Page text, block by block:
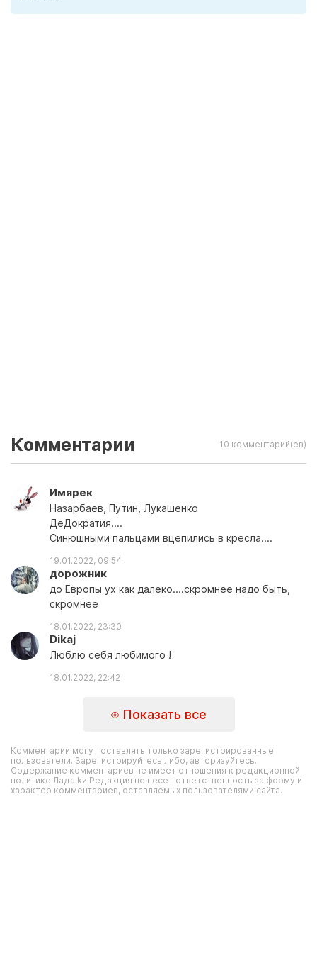
Комментарии 10 комментарий(ев)
Имярек
Назарбаев, Путин, Лукашенко
ДеДократия....
Синюшными пальцами вцепились в кресла....
19.01.2022, 09:54
дорожник
до Европы ух как далеко....скромнее надо быть,
скромнее
18.01.2022, 23:30
Dikaj
Люблю себя любимого !
18.01.2022, 22:42
Показать все
Комментарии могут оставлять только зарегистрированные
пользователи. Зарегистрируйтесь либо, авторизуйтесь.
Содержание комментариев не имеет отношения к редакционной
политике Лада.kz.Редакция не несет ответственность за форму и
характер комментариев, оставляемых пользователями сайта.